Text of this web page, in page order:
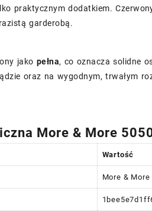
praktycznym dodatkiem.
garderobą.
jako pełna, co oznacza solidne
oraz na wygodnym, trwałym
More & More
Wartość
More &